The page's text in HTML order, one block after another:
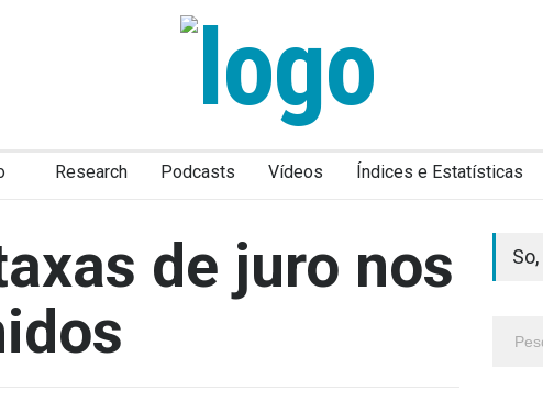
Research Podcasts Vídeos Índices e Estatísticas
de juro nos